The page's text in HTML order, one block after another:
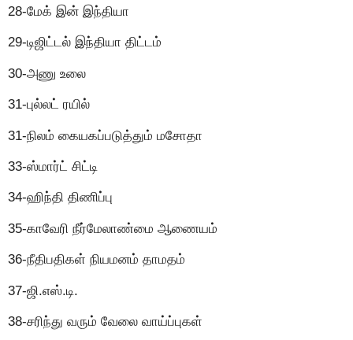
28-மேக் இன் இந்தியா
29-டிஜிட்டல் இந்தியா திட்டம்
30-அணு உலை
31-புல்லட் ரயில்
31-நிலம் கையகப்படுத்தும் மசோதா
33-ஸ்மார்ட் சிட்டி
34-ஹிந்தி திணிப்பு
35-காவேரி நீர்மேலாண்மை ஆணையம்
36-நீதிபதிகள் நியமனம் தாமதம்
37-ஜி.எஸ்.டி.
38-சரிந்து வரும் வேலை வாய்ப்புகள்